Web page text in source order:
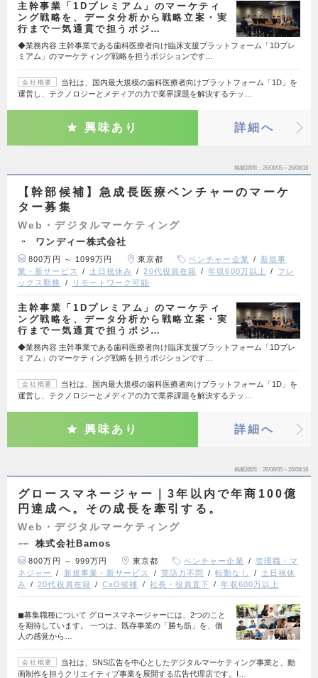
主幹事業「1Dプレミアム」のマーケティ
ング戦略を、データ分析から戦略立案・実
行まで一気通貫で担うポジ…
◆業務内容 主幹事業である歯科医療者向け臨床支援プラットフォーム「1Dプレ
ミアム」のマーケティング戦略を担うポジションです…
会社概要
当社は、国内最大規模の歯科医療者向けプラットフォーム「1D」を
運営し、テクノロジーとメディアの力で業界課題を解決するテッ…
興味あり 詳細へ
掲載期間 26/08/05～26/08/18
【幹部候補】急成長医療ベンチャーのマーケ
ター募集
Web・デジタルマーケティング
ワンディー株式会社
800万円 ～ 1099万円 東京都 ベンチャー企業
新規事
業・新サービス
土日祝休み 20代役員在籍 年収600万以上
フレ
ックス勤務
リモートワーク可能
主幹事業「1Dプレミアム」のマーケティ
ング戦略を、データ分析から戦略立案・実
行まで一気通貫で担うポジ…
◆業務内容 主幹事業である歯科医療者向け臨床支援プラットフォーム「1Dプレ
ミアム」のマーケティング戦略を担うポジションです…
会社概要
当社は、国内最大規模の歯科医療者向けプラットフォーム「1D」を
運営し、テクノロジーとメディアの力で業界課題を解決するテッ…
興味あり 詳細へ
掲載期間 26/08/05～26/08/18
グロースマネージャー｜3年以内で年商100億
円達成へ。その成長を牽引する。
Web・デジタルマーケティング
株式会社Bamos
800万円 ～ 999万円 東京都 ベンチャー企業
管理職・マ
ネジャー
新規事業・新サービス 英語力不問 転勤なし
土日祝休
み
20代役員在籍 CxO候補 社長・役員直下 年収600万以上
◼︎募集職種について グロースマネージャーには、2つのこと
を期待しています。 一つは、既存事業の「勝ち筋」を、個
人の感覚から…
会社概要
当社は、SNS広告を中心としたデジタルマーケティング事業と、動
画制作を担うクリエイティブ事業を展開する広告代理店です。I…